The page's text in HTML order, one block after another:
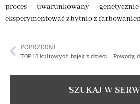
proces uwarunkowany
eksperymentować zbytnio z
POPRZEDNI
SZUKAJ W